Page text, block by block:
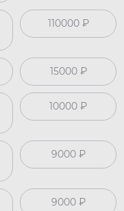
110000 ₽
15000 ₽
10000 ₽
9000 ₽
9000 ₽